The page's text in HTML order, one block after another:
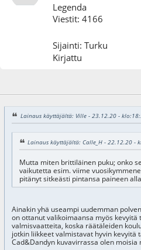
Legenda
Viestit: 4166
Sijainti: Turku
Kirjattu
Lainaus käyttäjältä: Ville - 23.12.20 -
Lainaus käyttäjältä: Calle_H - 22.12.20 -
Mutta miten brittiläinen puku; onko
vaikutetta esim. viime
pitänyt sitkeästi pintansa paineen
Ainakin yhä useampi uudemman
on ottanut valikoimaansa myös kevyitä
valmisvaatteita, koska räätäleiden
jotkin liikkeet valmistavat hyvin kevyitä
Cad&Dandyn kuvavirrassa olen moisia